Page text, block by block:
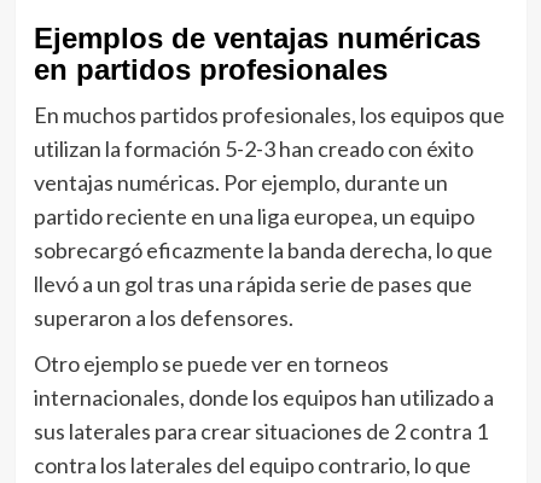
Ejemplos de ventajas numéricas
en partidos profesionales
En muchos partidos profesionales, los equipos que
utilizan la formación 5-2-3 han creado con éxito
ventajas numéricas. Por ejemplo, durante un
partido reciente en una liga europea, un equipo
sobrecargó eficazmente la banda derecha, lo que
llevó a un gol tras una rápida serie de pases que
superaron a los defensores.
Otro ejemplo se puede ver en torneos
internacionales, donde los equipos han utilizado a
sus laterales para crear situaciones de 2 contra 1
contra los laterales del equipo contrario, lo que